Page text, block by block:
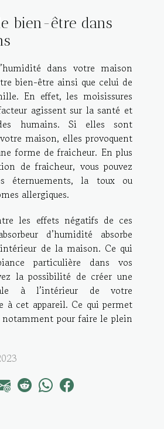
bien-être dans
dans votre maison
bien-être ainsi que celui de
En effet, les moisissures
agissent sur la santé et
humains. Si elles sont
maison, elles provoquent
forme de fraicheur. En plus
de fraicheur, vous pouvez
éternuements, la toux ou
allergiques.
les effets négatifs de ces
d’humidité absorbe
de la maison. Ce qui
particulière dans vos
la possibilité de créer une
à l’intérieur de votre
à cet appareil. Ce qui permet
notamment pour faire le plein